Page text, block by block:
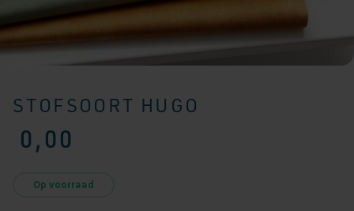
STOFSOORT HUGO
0,00
Op voorraad